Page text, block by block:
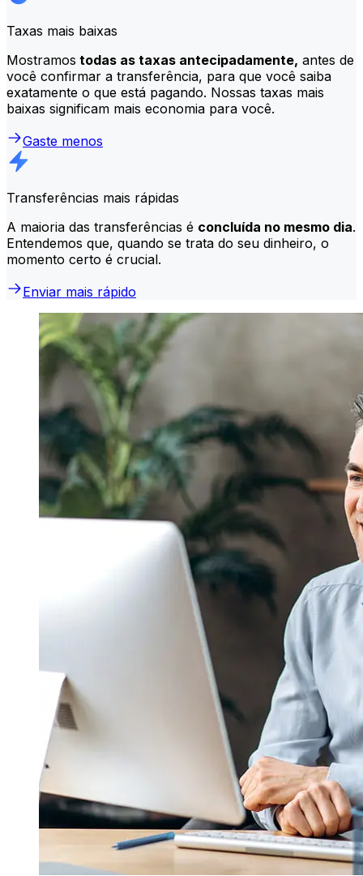
Taxas mais baixas
Mostramos todas as taxas antecipadamente, antes de
você confirmar a transferência, para que você saiba
exatamente o que está pagando. Nossas taxas mais
baixas significam mais economia para você.
Gaste menos
Transferências mais rápidas
A maioria das transferências é concluída no mesmo dia.
Entendemos que, quando se trata do seu dinheiro, o
momento certo é crucial.
Enviar mais rápido